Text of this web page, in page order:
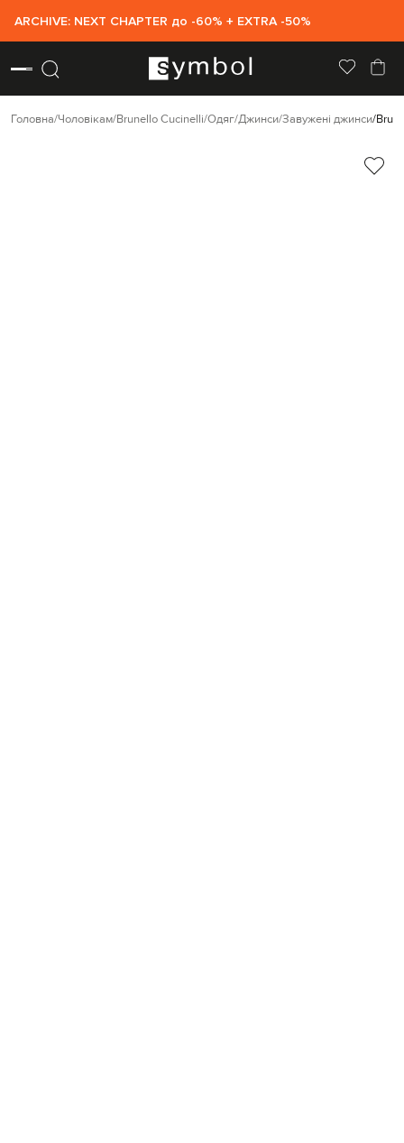
ARCHIVE: NEXT CHAPTER до -60% + EXTRA -50%
Головна Чоловікам Brunello Cucinelli Одяг Джинси Завужені джинси